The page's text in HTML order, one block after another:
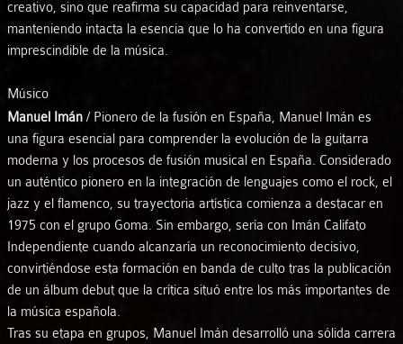
creativo, sino que reafirma su capacidad para reinventarse,
manteniendo intacta la esencia que lo ha convertido en una figura
imprescindible de la música.
Músico
Manuel Imán / Pionero de la fusión en España, Manuel Imán es
una figura esencial para comprender la evolución de la guitarra
moderna y los procesos de fusión musical en España. Considerado
un auténtico pionero en la integración de lenguajes como el rock, el
jazz y el flamenco, su trayectoria artística comienza a destacar en
1975 con el grupo Goma. Sin embargo, sería con Imán Califato
Independiente cuando alcanzaría un reconocimiento decisivo,
convirtiéndose esta formación en banda de culto tras la publicación
de un álbum debut que la crítica situó entre los más importantes de
la música española.
Tras su etapa en grupos, Manuel Imán desarrolló una sólida carrera